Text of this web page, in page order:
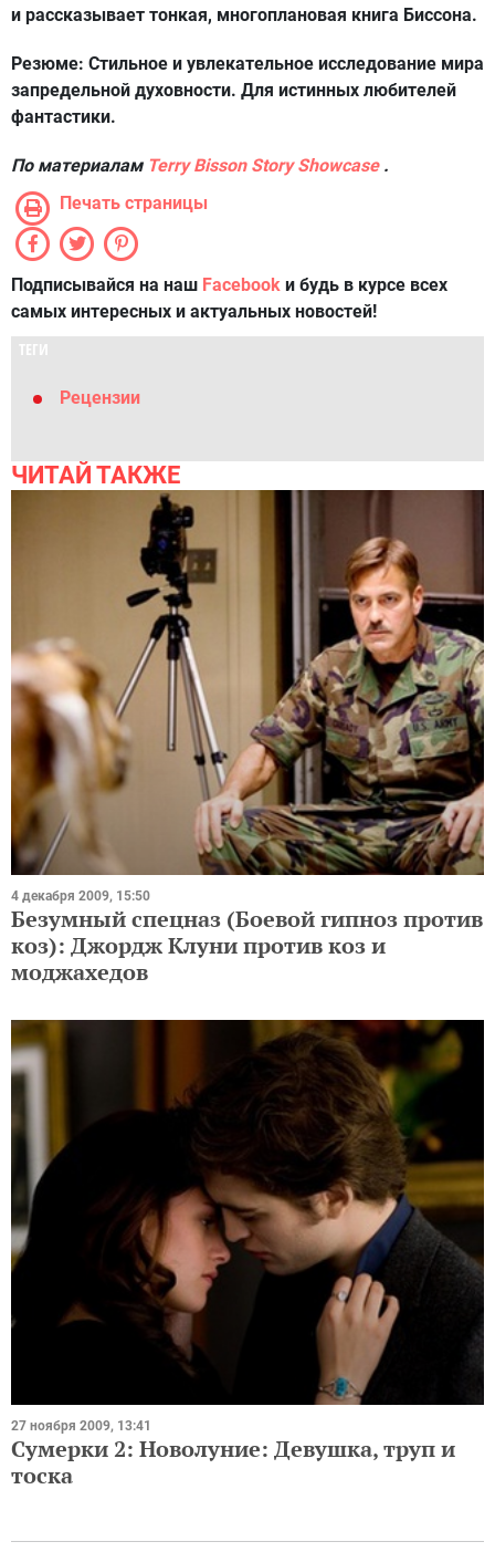
и рассказывает тонкая, многоплановая книга Биссона.
Резюме: Стильное и увлекательное исследование мира
запредельной духовности. Для истинных любителей
фантастики.
По материалам Terry Bisson Story Showcase.
Печать страницы
Подписывайся на наш Facebook и будь в курсе всех
самых интересных и актуальных новостей!
ТЕГИ
Рецензии
ЧИТАЙ ТАКЖЕ
4 декабря 2009, 15:50
Безумный спецназ (Боевой гипноз против
коз): Джордж Клуни против коз и
моджахедов
27 ноября 2009, 13:41
Сумерки 2: Новолуние: Девушка, труп и
тоска